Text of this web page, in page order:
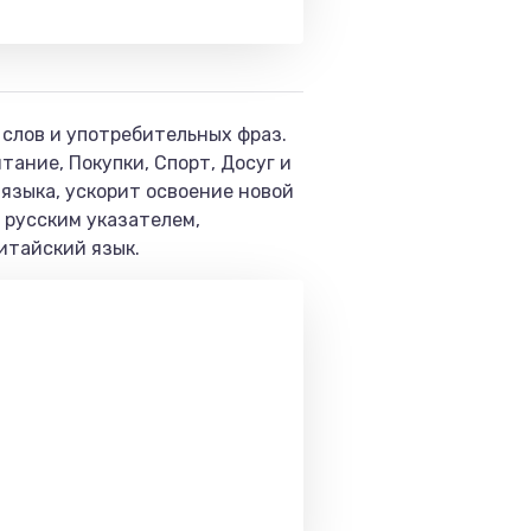
и употребительных фраз.
Покупки, Спорт, Досуг и
ускорит освоение новой
указателем,
язык.